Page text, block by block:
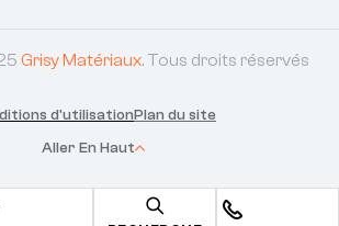
Grisy Matériaux. Tous droits réservés
Aller En Haut
d'utilisationPlan du site